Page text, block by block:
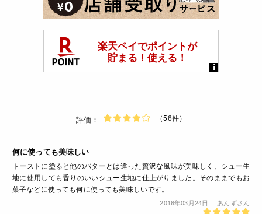
評価： （56件）
何に使っても美味しい
トーストに塗ると他のバターとは違った贅沢な風味が美味しく、シュー生
地に使用しても香りのいいシュー生地に仕上がりました。そのままでもお
菓子などに使っても何に使っても美味しいです。
2016年03月24日 あんずさん